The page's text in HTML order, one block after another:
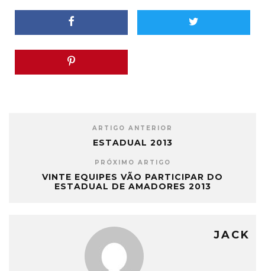
ARTIGO ANTERIOR
ESTADUAL 2013
PRÓXIMO ARTIGO
VINTE EQUIPES VÃO PARTICIPAR DO
ESTADUAL DE AMADORES 2013
JACK